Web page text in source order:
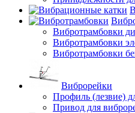
Вибротрамбовки
Вибротрамбовки
Вибротрамбовки
Виброрейки
Профиль (лезвие)
Привод для